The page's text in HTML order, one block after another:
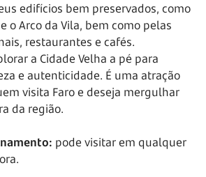
edifícios bem preservados, como
o Arco da Vila, bem como pelas
restaurantes e cafés.
a Cidade Velha a pé para
e autenticidade. É uma atração
visita Faro e deseja mergulhar
da região.
pode visitar em qualquer